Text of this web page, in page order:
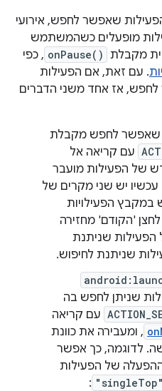
שאפשר לחפש, אירועי
מופעלים כשהמשתמש
מקבלת onPause() , כפי
. עם זאת, אם הפעילות
לחפש, אז אחד משני הדברים
שאפשר לחפש מקבלת
עם קריאה אל
של הפעילות מועבר
יש שני מקרים של
במקבץ הפעילויות
'הקודם' מחזירה
שניתנת
שניתנת לחיפוש.
שניתן לחפש בה
עם קריאה
, ומעבירה את כוונת
לדוגמה, כך אפשר
של הפעילות
"singleTop"
: